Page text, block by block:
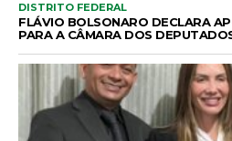
DISTRITO FEDERAL
FLÁVIO BOLSONARO DECLARA
PARA A CÂMARA DOS